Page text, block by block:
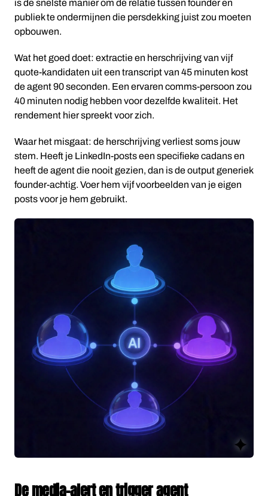
is de snelste manier om de relatie tussen founder en
publiek te ondermijnen die persdekking juist zou moeten
opbouwen.
Wat het goed doet: extractie en herschrijving van vijf
quote-kandidaten uit een transcript van 45 minuten kost
de agent 90 seconden. Een ervaren comms-persoon zou
40 minuten nodig hebben voor dezelfde kwaliteit. Het
rendement hier spreekt voor zich.
Waar het misgaat: de herschrijving verliest soms jouw
stem. Heeft je LinkedIn-posts een specifieke cadans en
heeft de agent die nooit gezien, dan is de output generiek
founder-achtig. Voer hem vijf voorbeelden van je eigen
posts voor je hem gebruikt.
De media-alert en trigger agent